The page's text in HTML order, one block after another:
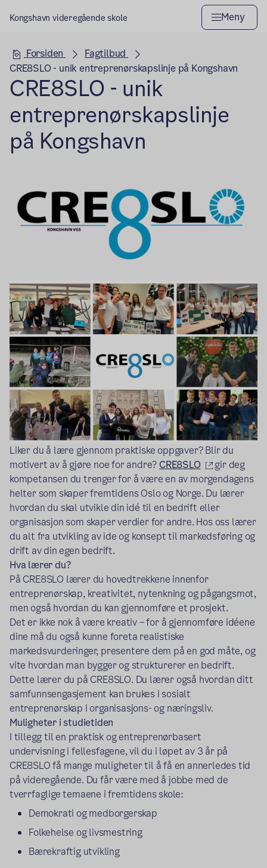
Kongshavn videregående skole Meny
Hovedseksjon
Forsiden
Fagtilbud
CRE8SLO - unik entreprenørskapslinje på Kongshavn
CRE8SLO - unik
entreprenørskapslinje
på Kongshavn
Liker du å lære gjennom praktiske oppgaver? Blir du
motivert av å gjøre noe for andre?CRE8SLO (ekstern
gir deg
kompetansen du trenger for å være en av morgendagens
helter som skaper fremtidens Oslo og Norge. Du lærer
hvordan du skal utvikle din idé til en bedrift eller
organisasjon som skaper verdier for andre. Hos oss lærer
du alt fra utvikling av ide og konsept til markedsføring og
drift av din egen bedrift.
Hva lærer du?
På CRE8SLO lærer du hovedtrekkene innenfor
entreprenørskap, kreativitet, nytenkning og pågangsmot,
men også hvordan du kan gjennomføre et prosjekt.
Det er ikke nok å være kreativ – for å gjennomføre idéene
dine må du også kunne foreta realistiske
markedsvurderinger, presentere dem på en god måte, og
vite hvordan man bygger og strukturerer en bedrift.
Dette lærer du på CRE8SLO. Du lærer også hvordan ditt
samfunnsengasjement kan brukes i sosialt
entreprenørskap i organisasjons- og næringsliv.
Muligheter i studietiden
I tillegg til en praktisk og entreprenørbasert
undervisning i fellesfagene, vil du i løpet av 3 år på
CRE8SLO få mange muligheter til å få en annerledes tid
på videregående. Du får være med å jobbe med de
tverrfaglige temaene i fremtidens skole:
Demokrati og medborgerskap
Folkehelse og livsmestring
Bærekraftig utvikling